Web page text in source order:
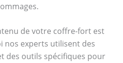
de votre coffre-fort est
nos experts utilisent des
des outils spécifiques pour